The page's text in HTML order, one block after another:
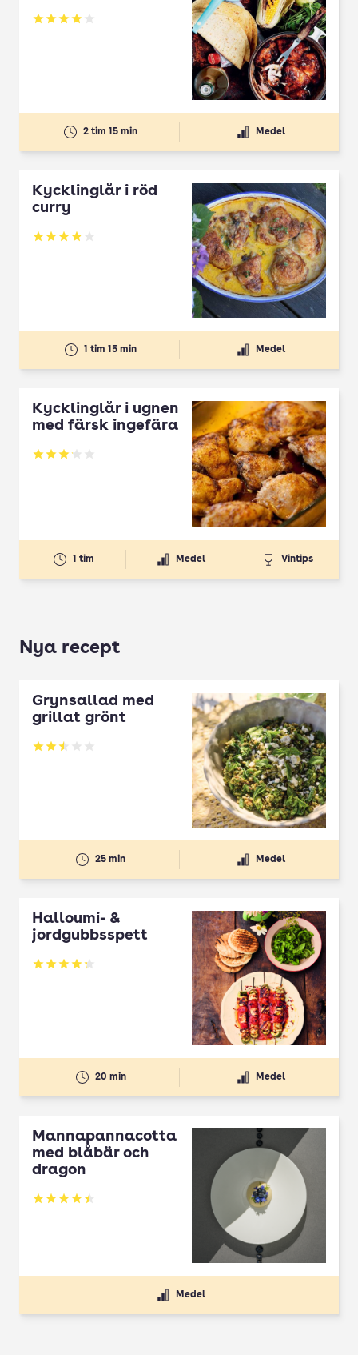
Betyg: 3.93 av 5
2 tim 15 min Medel
Kycklinglår i röd
curry
Betyg: 3.9 av 5
1 tim 15 min Medel
Kycklinglår i ugnen
med färsk ingefära
Betyg: 3.14 av 5
1 tim Medel Vintips
Nya recept
Grynsallad med
grillat grönt
Betyg: 2.5 av 5
25 min Medel
Halloumi- &
jordgubbsspett
Betyg: 4.3 av 5
20 min Medel
Mannapannacotta
med blåbär och
dragon
Betyg: 4.5 av 5
Medel